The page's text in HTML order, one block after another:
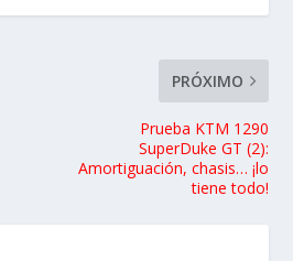
PRÓXIMO
Prueba KTM 1290
SuperDuke GT (2):
Amortiguación, chasis… ¡lo
tiene todo!